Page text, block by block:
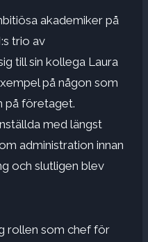
akademiker på
trio av
till sin kollega Laura
på någon som
på företaget.
med längst
administration innan
och slutligen blev
rollen som chef för